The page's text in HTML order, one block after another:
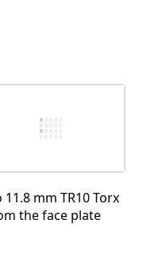
mm TR10 Torx
the face plate